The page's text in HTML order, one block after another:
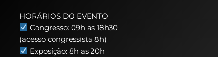
HORÁRIOS DO EVENTO
Congresso: 09h as 18h30
(acesso congressista 8h)
Exposição: 8h as 20h